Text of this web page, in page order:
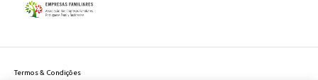
Termos & Condições